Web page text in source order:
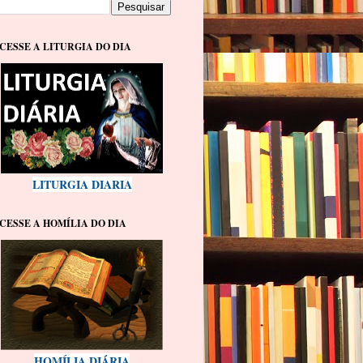
A LITURGIA DO DIA
LITURGIA DIARIA
A HOMÍLIA DO DIA